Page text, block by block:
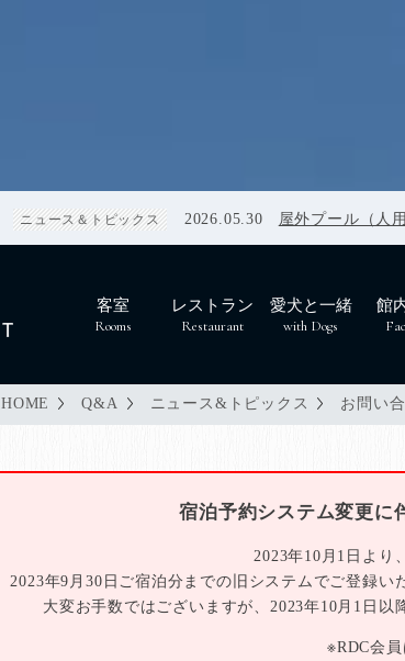
ニュース＆トピックス 2026.05.30 屋外プール（人
客室
Rooms
レストラン
Restaurant
愛犬と一緒
with Dogs
館
HOME Q&A ニュース&トピックス お問い
宿泊予約システム変更に
2023年10月1日より
2023年9月30日ご宿泊分までの旧システムでご登録い
大変お手数ではございますが、2023年10月1日以
※RDC会